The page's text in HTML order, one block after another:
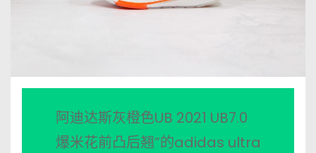
阿迪达斯灰橙色UB 2021 UB7.0
爆米花前凸后翘”的adidas ultra